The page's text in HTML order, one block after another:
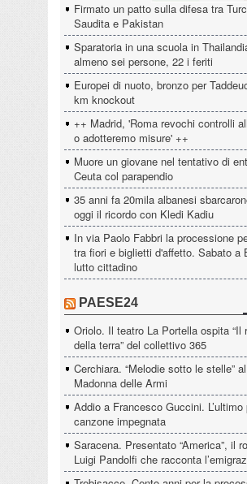
Firmato un patto sulla difesa tra
Saudita e Pakistan
Sparatoria in una scuola in
almeno sei persone, 22 i feriti
Europei di nuoto, bronzo per
km knockout
++ Madrid, 'Roma revochi controlli
o adotteremo misure' ++
Muore un giovane nel tentativo di
Ceuta col parapendio
35 anni fa 20mila albanesi
oggi il ricordo con Kledi Kadiu
In via Paolo Fabbri la processione
tra fiori e biglietti d'affetto. Sabato a
lutto cittadino
PAESE24
Oriolo. Il teatro La Portella ospita “Il
della terra” del collettivo 365
Cerchiara. “Melodie sotto le stelle”
Madonna delle Armi
Addio a Francesco Guccini.
canzone impegnata
Saracena. Presentato “America”, il
Luigi Pandolfi che racconta